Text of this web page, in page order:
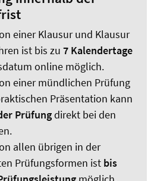
einer Klausur und Klausur
ist bis zu 7 Kalendertage
online möglich.
einer mündlichen Prüfung
Präsentation kann
Prüfungdirekt bei den
allen übrigen in der
Prüfungsformen ist bis